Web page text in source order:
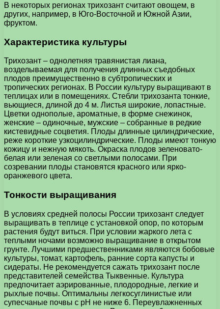
В некоторых регионах трихозант считают овощем, в
других, например, в Юго-Восточной и Южной Азии,
фруктом.
Характеристика культуры
Трихозант – однолетняя травянистая лиана,
возделываемая для получения длинных съедобных
плодов преимущественно в субтропических и
тропических регионах. В России культуру выращивают в
теплицах или в помещениях. Стебли трихозанта тонкие,
вьющиеся, длиной до 4 м. Листья широкие, лопастные.
Цветки однополые, ароматные, в форме снежинок,
женские – одиночные, мужские – собранные в редкие
кистевидные соцветия. Плоды длинные цилиндрические,
реже короткие узкоцилиндрические. Плоды имеют тонкую
кожицу и нежную мякоть. Окраска плодов зеленовато-
белая или зеленая со светлыми полосами. При
созревании плоды становятся красного или ярко-
оранжевого цвета.
Тонкости выращивания
В условиях средней полосы России трихозант следует
выращивать в теплице с установкой опор, по которым
растения будут виться. При условии жаркого лета с
теплыми ночами возможно выращивание в открытом
грунте. Лучшими предшественниками являются бобовые
культуры, томат, картофель, ранние сорта капусты и
сидераты. Не рекомендуется сажать трихозант после
представителей семейства Тыквенные. Культура
предпочитает аэрированные, плодородные, легкие и
рыхлые почвы. Оптимальны легкосуглинистые или
супесчаные почвы с рН не ниже 6. Переувлажненных